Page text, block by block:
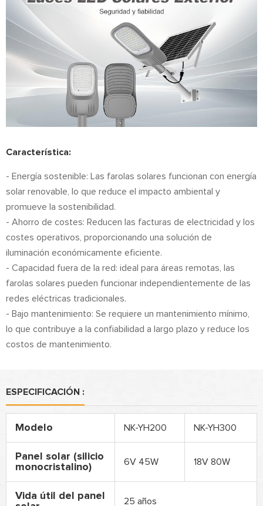
Característica:
- Energía sostenible: Las farolas solares funcionan con energía
solar renovable, lo que reduce el impacto ambiental y
promueve la sostenibilidad.
- Ahorro de costes: Reducen las facturas de electricidad y los
costes operativos, proporcionando una solución de
iluminación económicamente eficiente.
- Capacidad fuera de la red: ideal para áreas remotas, las
farolas solares pueden funcionar independientemente de las
redes eléctricas tradicionales.
- Bajo mantenimiento: Se requiere un mantenimiento mínimo,
lo que contribuye a la confiabilidad a largo plazo y reduce los
costos de mantenimiento.
ESPECIFICACIÓN :
Modelo NK-YH200 NK-YH300
Panel solar (silicio
monocristalino)
6V 45W 18V 80W
Vida útil del panel
25 años